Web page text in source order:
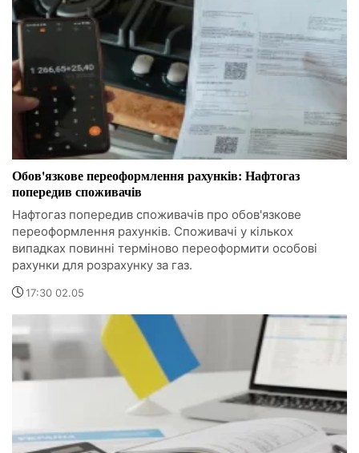
Обов'язкове переоформлення рахунків: Нафтогаз
попередив споживачів
Нафтогаз попередив споживачів про обов'язкове
переоформлення рахунків. Споживачі у кількох
випадках повинні терміново переоформити особові
рахунки для розрахунку за газ.
17:30 02.05